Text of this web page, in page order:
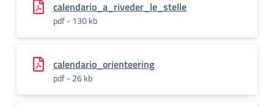
calendario_a_riveder_le_stelle
pdf - 130 kb
calendario_orienteering
pdf - 26 kb